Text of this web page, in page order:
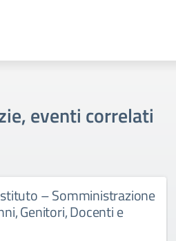
eventi correlati
– Somministrazione
Genitori, Docenti e